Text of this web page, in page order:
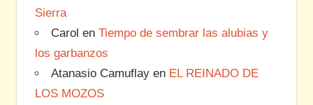
Sierra
Carol en Tiempo de sembrar las alubias y
los garbanzos
Atanasio Camuflayen EL REINADO DE
LOS MOZOS